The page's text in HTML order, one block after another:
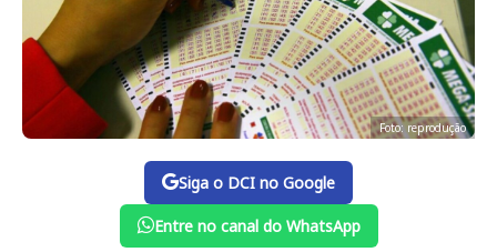
Foto: reprodução
Siga o DCI no Google
Entre no canal do WhatsApp